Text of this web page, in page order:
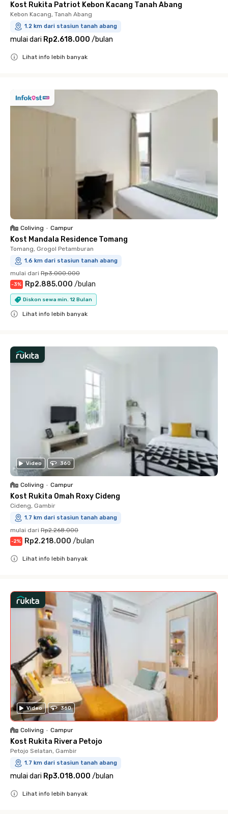
Kost Rukita Patriot Kebon Kacang Tanah Abang
Kebon Kacang, Tanah Abang
1.2 km dari stasiun tanah abang
mulai dari Rp2.618.000 /bulan
Lihat info lebih banyak
Coliving • Campur
Kost Mandala Residence Tomang
Tomang, Grogol Petamburan
1.6 km dari stasiun tanah abang
mulai dari Rp3.000.000
-3% Rp2.885.000 /bulan
Diskon sewa min. 12 Bulan
Lihat info lebih banyak
Video 360
Coliving • Campur
Kost Rukita Omah Roxy Cideng
Cideng, Gambir
1.7 km dari stasiun tanah abang
mulai dari Rp2.268.000
-2% Rp2.218.000 /bulan
Lihat info lebih banyak
Video 360
Coliving • Campur
Kost Rukita Rivera Petojo
Petojo Selatan, Gambir
1.7 km dari stasiun tanah abang
mulai dari Rp3.018.000 /bulan
Lihat info lebih banyak